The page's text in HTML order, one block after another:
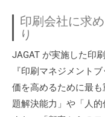
印刷会社に求
り
JAGAT が実施した印
『印刷マネジメント
価を高めるために最
題解決能力」や「人的